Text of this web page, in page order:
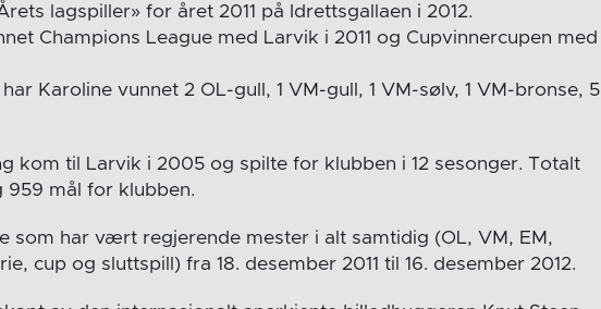
lagspiller» for året 2011 på Idrettsgallaen i 2012.
Champions League med Larvik i 2011 og Cupvinnercupen med
Karoline vunnet 2 OL-gull, 1 VM-gull, 1 VM-sølv, 1 VM-bronse, 5
kom til Larvik i 2005 og spilte for klubben i 12 sesonger. Totalt
959 mål for klubben.
som har vært regjerende mester i alt samtidig (OL, VM, EM,
cup og sluttspill) fra 18. desember 2011 til 16. desember 2012.